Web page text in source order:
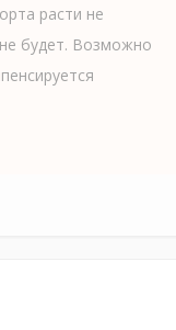
расти не
будет. Возможно